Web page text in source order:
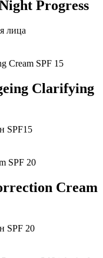
Progress
лица
Clarifying
SPF15
Cream
SPF 20